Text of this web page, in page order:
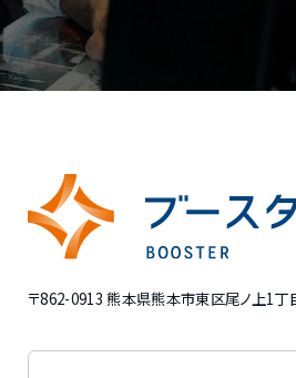
〒862-0913 熊本県熊本市東区尾ノ上1丁